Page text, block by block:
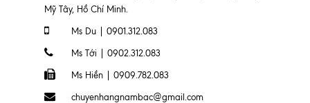
Mỹ Tây, Hồ Chí Minh.
Ms Du | 0901.312.083
Ms Tới | 0902.312.083
Ms Hiền | 0909.782.083
chuyenhangnambac@gmail.com